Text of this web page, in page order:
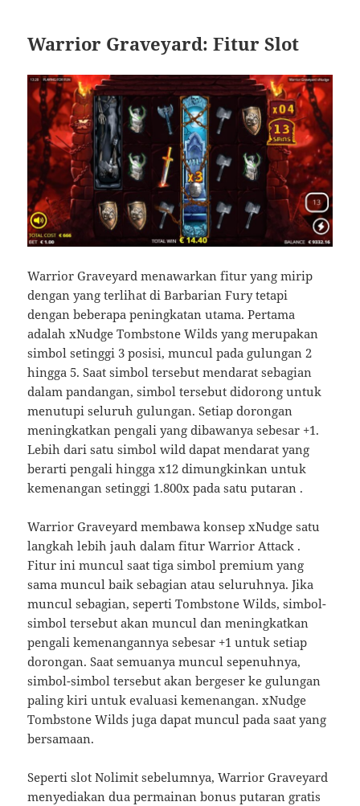
Warrior Graveyard:Fitur Slot
Warrior Graveyard menawarkan fitur yang mirip
dengan yang terlihat di Barbarian Fury tetapi
dengan beberapa peningkatan utama. Pertama
adalah xNudge Tombstone Wilds yang merupakan
simbol setinggi 3 posisi, muncul pada gulungan 2
hingga 5. Saat simbol tersebut mendarat sebagian
dalam pandangan, simbol tersebut didorong untuk
menutupi seluruh gulungan. Setiap dorongan
meningkatkan pengali yang dibawanya sebesar +1.
Lebih dari satu simbol wild dapat mendarat yang
berarti pengali hingga x12 dimungkinkan untuk
kemenangan setinggi 1.800x pada satu putaran .
Warrior Graveyard membawa konsep xNudge satu
langkah lebih jauh dalam fitur Warrior Attack .
Fitur ini muncul saat tiga simbol premium yang
sama muncul baik sebagian atau seluruhnya. Jika
muncul sebagian, seperti Tombstone Wilds, simbol-
simbol tersebut akan muncul dan meningkatkan
pengali kemenangannya sebesar +1 untuk setiap
dorongan. Saat semuanya muncul sepenuhnya,
simbol-simbol tersebut akan bergeser ke gulungan
paling kiri untuk evaluasi kemenangan. xNudge
Tombstone Wilds juga dapat muncul pada saat yang
bersamaan.
Seperti slot Nolimit sebelumnya, Warrior Graveyard
menyediakan dua permainan bonus putaran gratis